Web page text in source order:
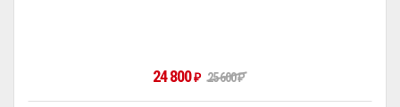
24 800 ₽ 25 600₽